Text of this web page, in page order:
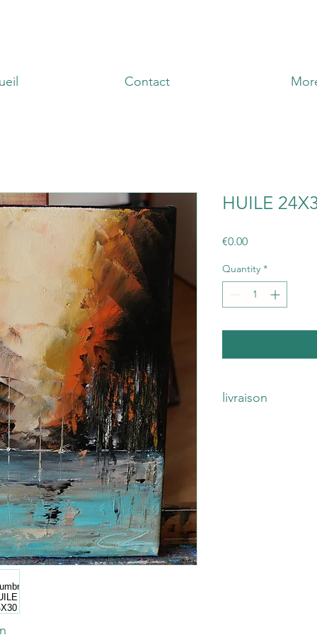
Contact
HUILE
€0.00Price
Quantity *
livraison